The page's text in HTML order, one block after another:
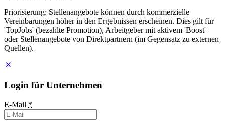
Priorisierung: Stellenangebote können durch kommerzielle
Vereinbarungen höher in den Ergebnissen erscheinen. Dies gilt für
'TopJobs' (bezahlte Promotion), Arbeitgeber mit aktivem 'Boost'
oder Stellenangebote von Direktpartnern (im Gegensatz zu externen
Quellen).
Login für Unternehmen
E-Mail *